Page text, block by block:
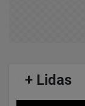
+ Lidas